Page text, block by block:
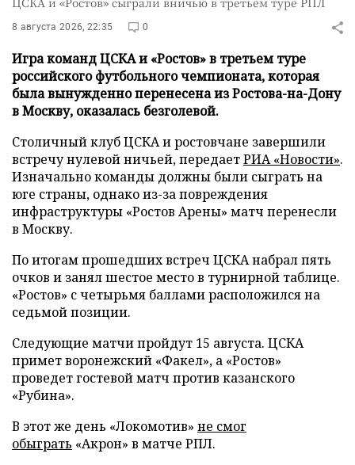
8 августа 2026, 22:35 0
Игра команд ЦСКА и «Ростов» в третьем туре
российского футбольного чемпионата, которая
была вынужденно перенесена из Ростова-на-Дону
в Москву, оказалась безголевой.
Столичный клуб ЦСКА и ростовчане завершили
встречу нулевой ничьей, передаетРИА «Новости».
Изначально команды должны были сыграть на
юге страны, однако из-за повреждения
инфраструктуры «Ростов Арены» матч перенесли
в Москву.
По итогам прошедших встреч ЦСКА набрал пять
очков и занял шестое место в турнирной таблице.
«Ростов» с четырьмя баллами расположился на
седьмой позиции.
Следующие матчи пройдут 15 августа. ЦСКА
примет воронежский «Факел», а «Ростов»
проведет гостевой матч против казанского
«Рубина».
В этот же день «Локомотив» не смог
обыграть «Акрон» в матче РПЛ.